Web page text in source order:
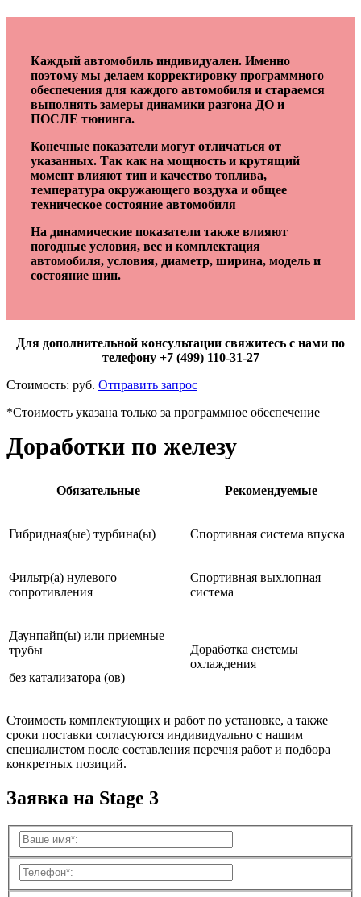
Каждый автомобиль индивидуален. Именно
поэтому мы делаем корректировку программного
обеспечения для каждого автомобиля и стараемся
выполнять замеры динамики разгона ДО и
ПОСЛЕ тюнинга.
Конечные показатели могут отличаться от
указанных. Так как на мощность и крутящий
момент влияют тип и качество топлива,
температура окружающего воздуха и общее
техническое состояние автомобиля
На динамические показатели также влияют
погодные условия, вес и комплектация
автомобиля, условия, диаметр, ширина, модель и
состояние шин.
Для дополнительной консультации свяжитесь с нами по
телефону +7 (499) 110-31-27
Стоимость: руб. Отправить запрос
*Стоимость указана только за программное обеспечение
Доработки по железу
Обязательные Рекомендуемые
Гибридная(ые) турбина(ы) Спортивная система впуска
Фильтр(а) нулевого
сопротивления
Спортивная выхлопная
система
Даунпайп(ы) или приемные
трубы
без катализатора (ов)
Доработка системы
охлаждения
Стоимость комплектующих и работ по установке, а также
сроки поставки согласуются индивидуально с нашим
специалистом после составления перечня работ и подбора
конкретных позиций.
Заявка на Stage 3